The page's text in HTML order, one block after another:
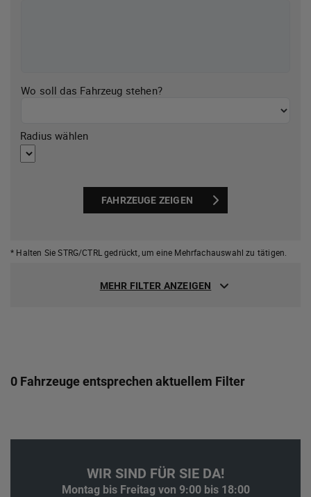
Wo soll das Fahrzeug stehen?
Radius wählen
FAHRZEUGE ZEIGEN
* Halten Sie STRG/CTRL gedrückt, um eine Mehrfachauswahl zu tätigen.
MEHR FILTER ANZEIGEN
0 Fahrzeuge entsprechen aktuellem Filter
WIR SIND FÜR SIE DA!
Montag bis Freitag von 9:00 bis 18:00